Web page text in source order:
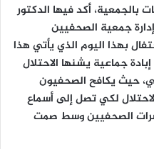
بالجمعية، أكد فيها الدكتور
جمعية الصحفيين
بهذا اليوم الذي يأتي هذا
جماعية يشنها الاحتلال
حيث يكافح الصحفيون
لكي تصل إلى أسماع
الصحفيين وسط صمت